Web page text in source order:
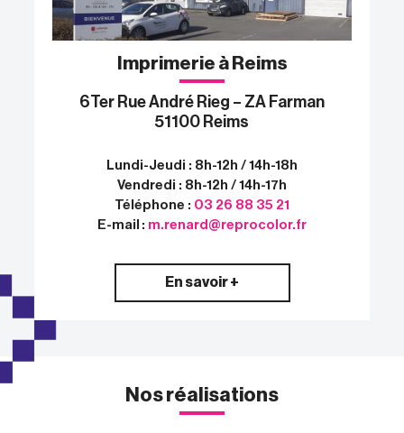
Imprimerie à Reims
6Ter Rue André Rieg – ZA Farman
51100 Reims
Lundi-Jeudi : 8h-12h / 14h-18h
Vendredi : 8h-12h / 14h-17h
Téléphone : 03 26 88 35 21
E-mail : m.renard@reprocolor.fr
En savoir +
Nos réalisations